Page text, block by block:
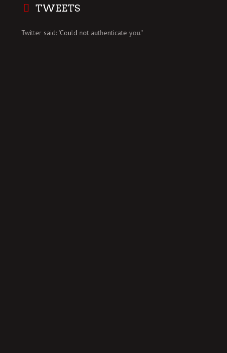
TWEETS
Twitter said: "Could not authenticate you."